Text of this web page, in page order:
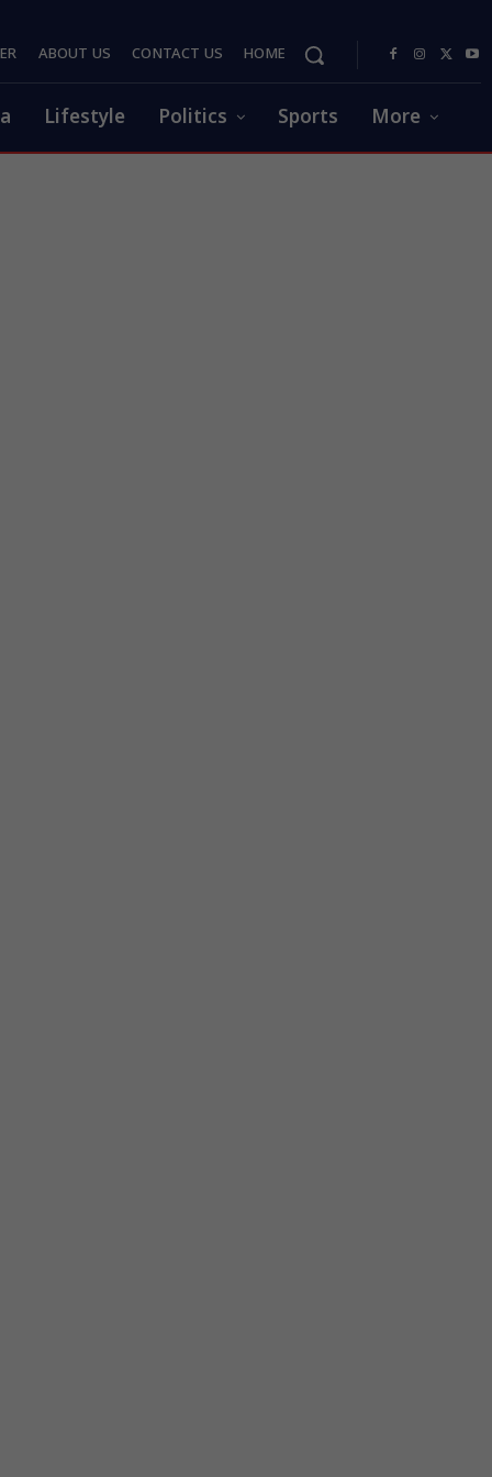
ABOUT US CONTACT US HOME
Lifestyle Politics Sports More